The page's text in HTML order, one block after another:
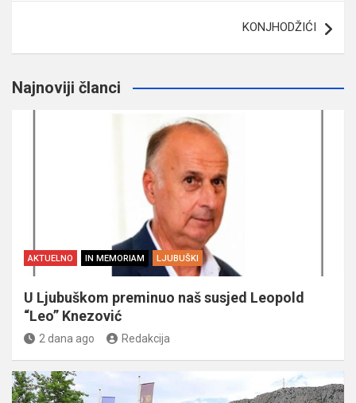
KONJHODŽIĆI
Najnoviji članci
AKTUELNO IN MEMORIAM LJUBUŠKI
U Ljubuškom preminuo naš susjed Leopold
“Leo” Knezović
2 dana ago Redakcija